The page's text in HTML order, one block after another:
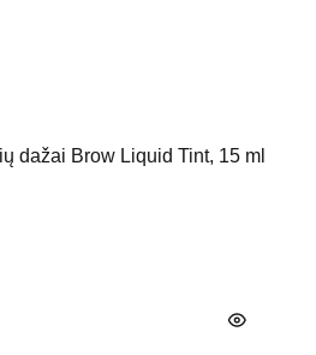
dažai Brow Liquid Tint, 15 ml